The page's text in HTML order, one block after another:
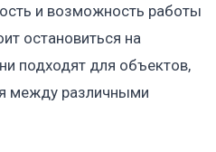
и возможность работы
остановиться на
подходят для объектов,
между различными